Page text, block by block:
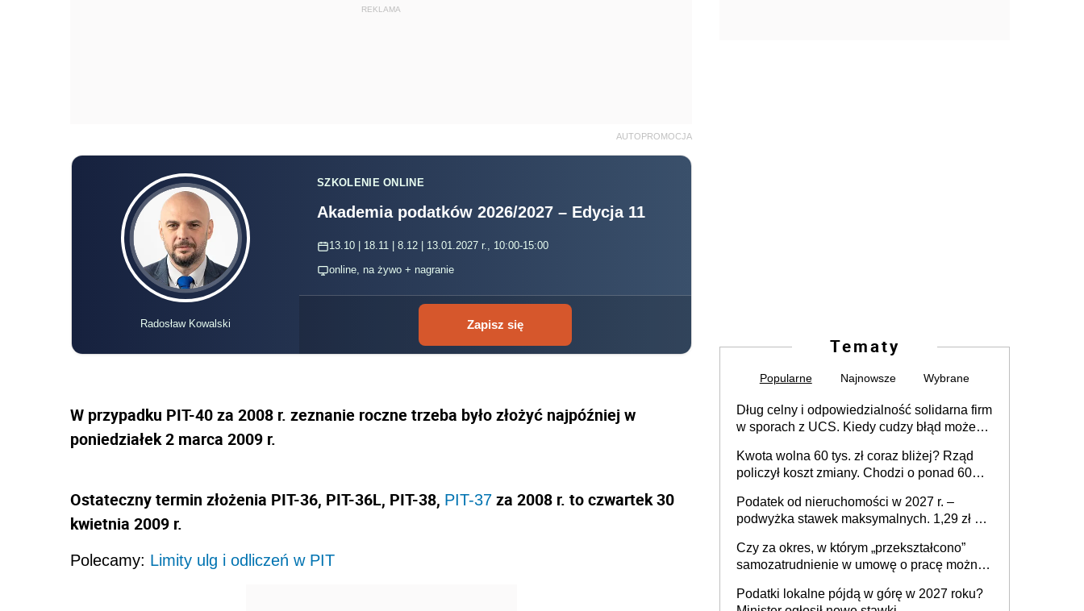
REKLAMA
AUTOPROMOCJA
Radosław Kowalski
SZKOLENIE ONLINE
Akademia podatków 2026/2027 – Edycja 11
13.10 | 18.11 | 8.12 | 13.01.2027 r., 10:00-15:00
online, na żywo + nagranie
Zapisz się
W przypadku PIT-40 za 2008 r. zeznanie roczne trzeba było złożyć najpóźniej w
poniedziałek 2 marca 2009 r.
Ostateczny termin złożenia PIT-36, PIT-36L, PIT-38, PIT-37 za 2008 r. to czwartek 30
kwietnia 2009 r.
Polecamy: Limity ulg i odliczeń w PIT
Tematy
Popularne Najnowsze Wybrane
Dług celny i odpowiedzialność solidarna firm
w sporach z UCS. Kiedy cudzy błąd może
Kwota wolna 60 tys. zł coraz bliżej? Rząd
policzył koszt zmiany. Chodzi o ponad 60
Podatek od nieruchomości w 2027 r. –
podwyżka stawek maksymalnych. 1,29 zł za
budynków i lokali związanych z
prowadzeniem działalności gospodarczej
Czy za okres, w którym „przekształcono”
samozatrudnienie w umowę o pracę można
umowy cywilnoprawnej jedynym
Podatki lokalne pójdą w górę w 2027 roku?